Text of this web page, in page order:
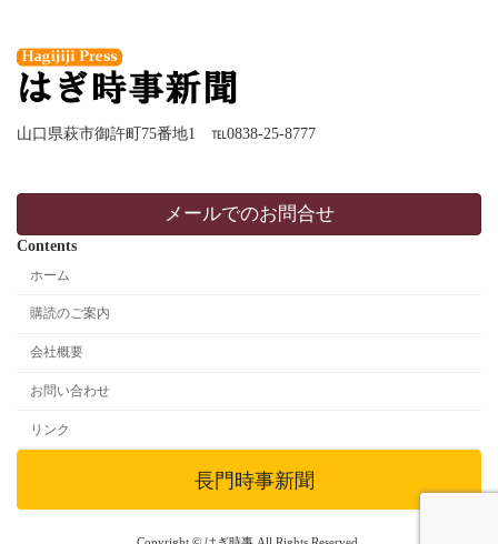
山口県萩市御許町75番地1 ℡0838-25-8777
メールでのお問合せ
Contents
ホーム
購読のご案内
会社概要
お問い合わせ
リンク
長門時事新聞